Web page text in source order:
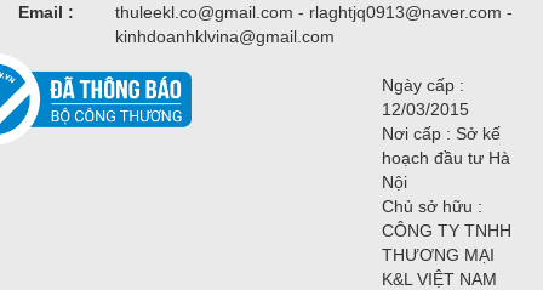
Email :
thuleekl.co@gmail.com - rlaghtjq0913@naver.com -
kinhdoanhklvina@gmail.com
Ngày cấp :
12/03/2015
Nơi cấp : Sở kế
hoạch đầu tư Hà
Nội
Chủ sở hữu :
CÔNG TY TNHH
THƯƠNG MẠI
K&L VIỆT NAM